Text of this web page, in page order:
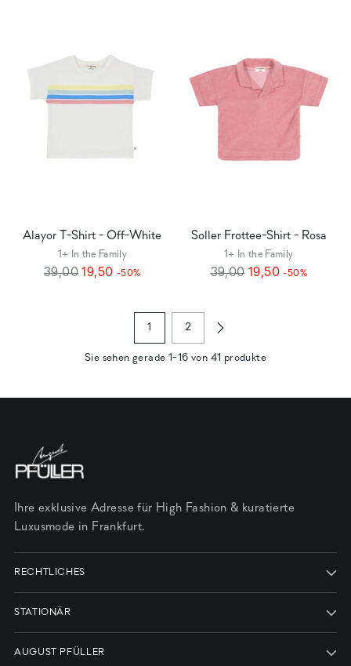
Alayor T-Shirt - Off-White
1+ In the Family
Regulärer
39,00 19,50 -50%
Soller Frottee-Shirt - Rosa
1+ In the Family
Regulärer
39,00 19,50 -50%
1 2
Sie sehen gerade 1-16 von 41 produkte
Ihre exklusive Adresse für High Fashion & kuratierte
Luxusmode in Frankfurt.
RECHTLICHES
STATIONÄR
AUGUST PFÜLLER